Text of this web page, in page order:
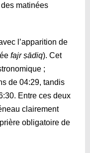
matinées
l’apparition de
fajr ṣādiq). Cet
;
de 04:29, tandis
. Entre ces deux
clairement
obligatoire de